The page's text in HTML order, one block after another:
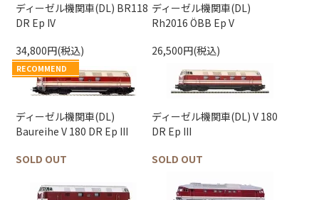
ディーゼル機関車(DL) BR118
DR Ep IV
34,800円(税込)
ディーゼル機関車(DL)
Rh2016 ÖBB Ep V
26,500円(税込)
RECOMMEND
ディーゼル機関車(DL)
Baureihe V 180 DR Ep III
SOLD OUT
ディーゼル機関車(DL) V 180
DR Ep III
SOLD OUT